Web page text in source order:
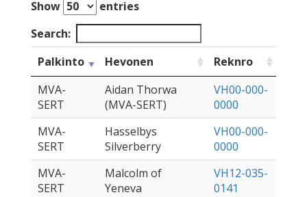
Show
entries
Search:
Palkinto
Hevonen
Reknro
MVA-
SERT
Aidan Thorwa
(MVA-SERT)
VH00-000-
0000
MVA-
SERT
Hasselbys
Silverberry
VH00-000-
0000
MVA-
SERT
Malcolm of
Yeneva
VH12-035-
0141